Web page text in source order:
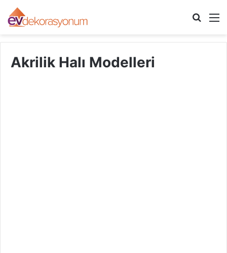
Arama
Akrilik Halı Modelleri